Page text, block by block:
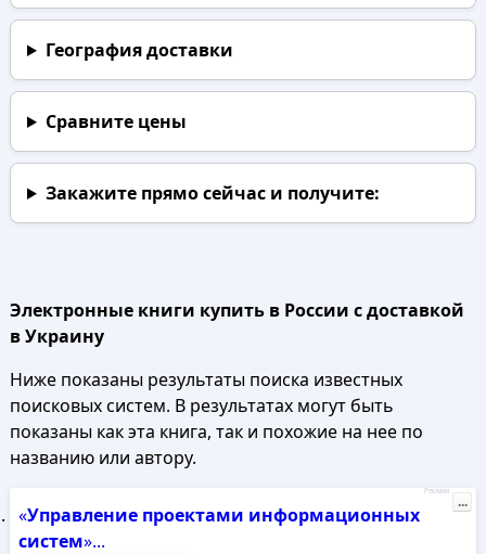
География доставки
Сравните цены
Закажите прямо сейчаси получите:
Электронные книги купить в России с доставкой
в Украину
Ниже показаны результаты поиска известных
поисковых систем. В результатах могут быть
показаны как эта книга, так и похожие на нее по
названию или автору.
«Управление проектами информационных
систем»...
Реклама
...